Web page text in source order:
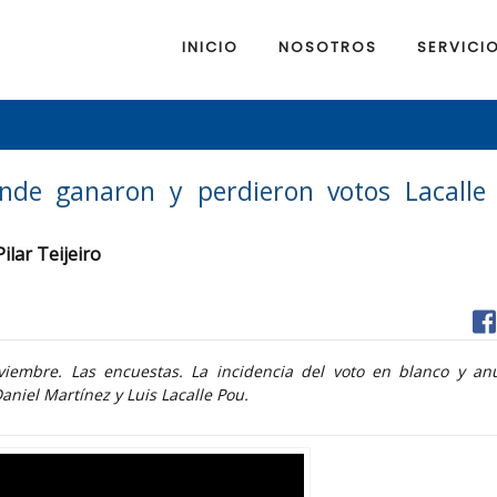
INICIO NOSOTROS
ganaron y perdieron votos
Teijeiro
Las encuestas. La incidencia del voto en blanco y
Martínez y Luis Lacalle Pou.